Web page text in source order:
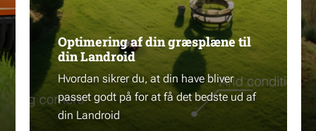
Optimering af din græsplæne til
din Landroid
Hvordan sikrer du, at din have bliver
passet godt på for at få det bedste ud af
din Landroid